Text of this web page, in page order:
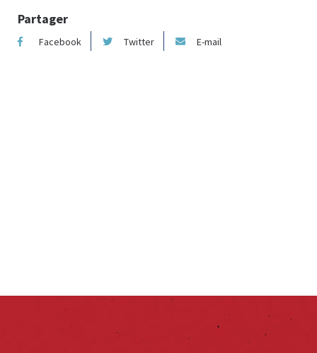
Partager
Facebook Twitter E-mail